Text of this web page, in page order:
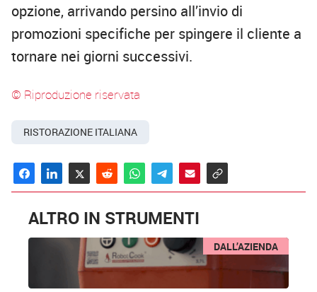
opzione, arrivando persino all’invio di
promozioni specifiche per spingere il cliente a
tornare nei giorni successivi.
© Riproduzione riservata
RISTORAZIONE ITALIANA
ALTRO IN STRUMENTI
DALL’AZIENDA